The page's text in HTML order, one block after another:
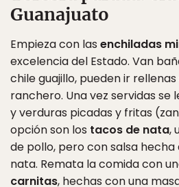
Guanajuato
Empieza con las enchiladas
excelencia del Estado. Van
chile guajillo, pueden ir
ranchero. Una vez servidas se
y verduras picadas y fritas
opción son los tacos de nata,
de pollo, pero con salsa
nata. Remata la comida con
carnitas, hechas con una